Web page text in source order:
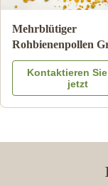
Großhandel
Bienenhonig
100% Natürliche
Bienenprodukte
Kontaktieren
jetzt